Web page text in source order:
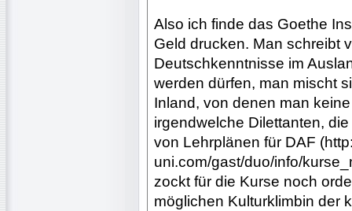
Also ich finde das Goethe
Geld drucken. Man schreibt
Deutschkenntnisse im
werden dürfen, man mischt
Inland, von denen man
irgendwelche Dilettanten,
von Lehrplänen für DAF
uni.com/gast/duo/info/
zockt für die Kurse noch
möglichen Kulturklimbin der